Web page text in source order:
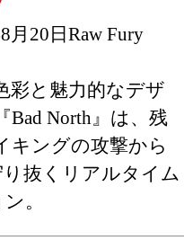
月20日Raw Fury
彩と魅力的なデザ
Bad North』は、残
キングの攻撃から
抜くリアルタイム
。